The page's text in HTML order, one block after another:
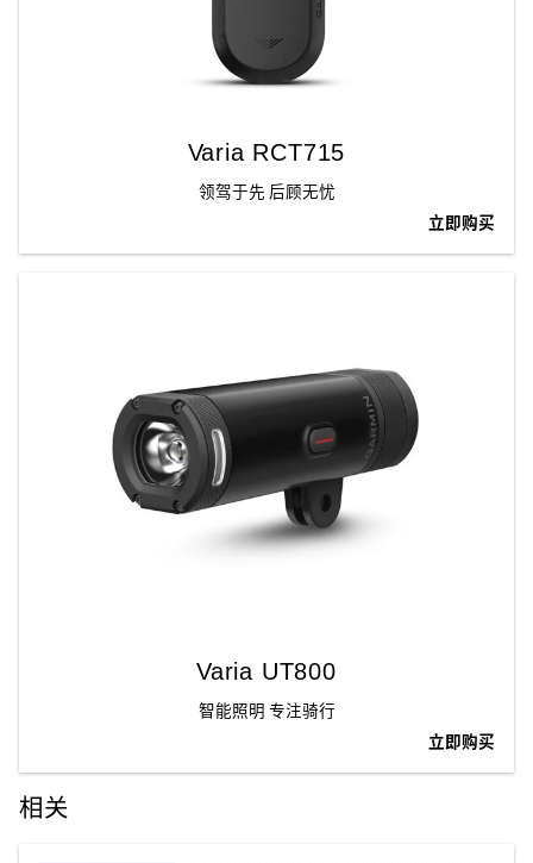
Varia RCT715
领驾于先 后顾无忧
立即购买
Varia UT800
智能照明 专注骑行
立即购买
相关